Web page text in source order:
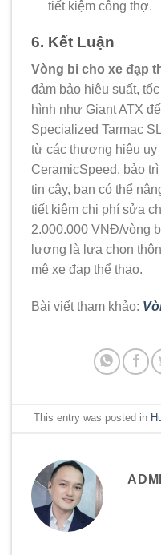
tiết kiệm công thợ.
6. Kết Luận
Vòng bi cho xe đạp
đảm bảo hiệu suất,
hình như Giant ATX
Specialized Tarmac
từ các thương hiệu uy
CeramicSpeed, bảo
tin cậy, bạn có thể
tiết kiệm chi phí sửa
2.000.000 VNĐ/vòng
lượng là lựa chọn
mê xe đạp thể thao.
Bài viết tham khảo:
This entry was posted in